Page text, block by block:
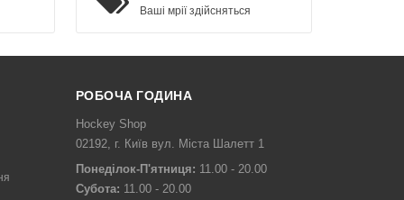
Ваші мрії здійсняться
РОБОЧА ГОДИНА
Hockey Shop
02192, г. Київ вул. Міста Шалетт 1
Понеділок-П'ятниця: 11.00 - 20.00
Субота: 11.00 - 20.00